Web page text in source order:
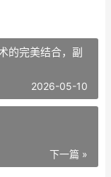
的完美结合，副
2026-05-10
下一篇 »